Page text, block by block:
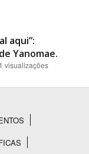
aqui”:
Yanomae.
visualizações